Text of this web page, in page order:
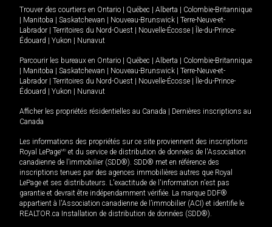
Trouver des courtiers en Ontario Québec Alberta
Colombie-Britannique
Manitoba Saskatchewan Nouveau-Brunswick
Terre-Neuve-et-
Labrador
Territoires du Nord-Ouest Nouvelle-Écosse
Île-du-Prince-
Édouard
Yukon Nunavut
Parcourir les bureaux en Ontario Québec Alberta
Colombie-Britannique
Manitoba Saskatchewan Nouveau-Brunswick
Terre-Neuve-et-
Labrador
Territoires du Nord-Ouest Nouvelle-Écosse
Île-du-Prince-
Édouard
Yukon Nunavut
Afficher les propriétés résidentielles au Canada
Dernières inscriptions au
Canada
Les informations des propriétés sur ce site proviennent des inscriptions
Royal LePageMD et du service de distribution de données de l'Association
canadienne de l’immobilier (SDD®). SDD® met en référence des
inscriptions tenues par des agences immobilières autres que Royal
LePage et ses distributeurs. L'exactitude de l'information n'est pas
garantie et devrait être indépendamment vérifiée. La marque DDF®
appartient à l'Association canadienne de l’immobilier (ACI) et identifie le
REALTOR.ca Installation de distribution de données (SDD®).